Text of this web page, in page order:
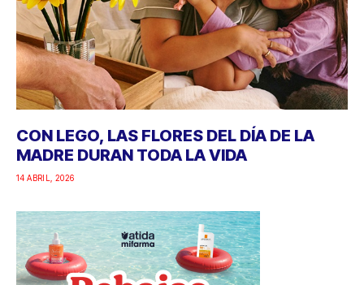
CON LEGO, LAS FLORES DEL DÍA DE LA
MADRE DURAN TODA LA VIDA
14 ABRIL, 2026